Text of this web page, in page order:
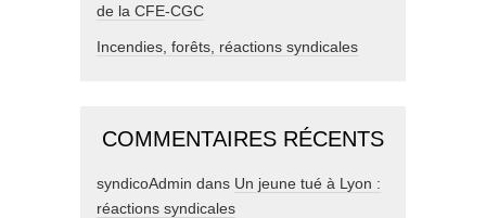
de la CFE-CGC
Incendies, forêts, réactions syndicales
COMMENTAIRES RÉCENTS
syndicoAdmin dans Un jeune tué à Lyon :
réactions syndicales